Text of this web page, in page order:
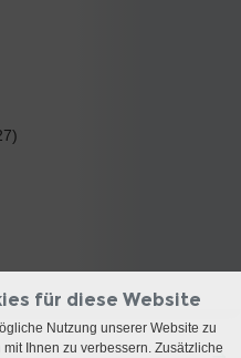
für diese Website
Nutzung unserer Website zu
Ihnen zu verbessern. Zusätzliche